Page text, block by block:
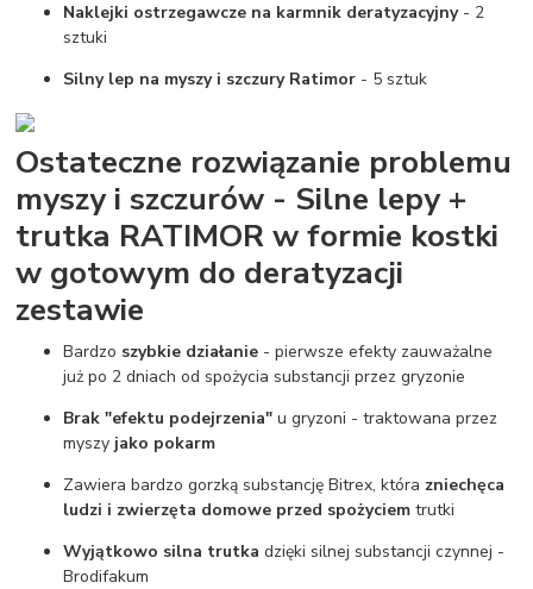
Naklejki ostrzegawcze na karmnik deratyzacyjny - 2
sztuki
Silny lep na myszy i szczury Ratimor - 5 sztuk
Ostateczne rozwiązanie problemu
myszy i szczurów - Silne lepy +
trutka RATIMOR w formie kostki
w gotowym do deratyzacji
zestawie
Bardzo szybkie działanie - pierwsze efekty zauważalne
już po 2 dniach od spożycia substancji przez gryzonie
Brak "efektu podejrzenia" u gryzoni - traktowana przez
myszy jako pokarm
Zawiera bardzo gorzką substancję Bitrex, która zniechęca
ludzi i zwierzęta domowe przed spożyciem trutki
Wyjątkowo silna trutka dzięki silnej substancji czynnej -
Brodifakum